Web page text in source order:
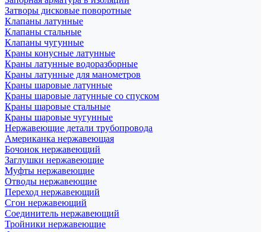
Затворы дисковые поворотные
Клапаны латунные
Клапаны стальные
Клапаны чугунные
Краны конусные латунные
Краны латунные водоразборные
Краны латунные для манометров
Краны шаровые латунные
Краны шаровые латунные со спуском
Краны шаровые стальные
Краны шаровые чугунные
Нержавеющие детали трубопровода
Американка нержавеющая
Бочонок нержавеющий
Заглушки нержавеющие
Муфты нержавеющие
Отводы нержавеющие
Переход нержавеющий
Сгон нержавеющий
Соединитель нержавеющий
Тройники нержавеющие